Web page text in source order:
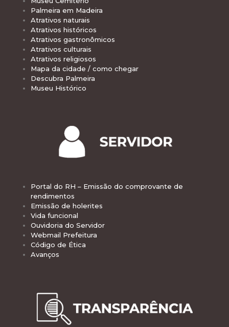
Palmeira em Madeira
Atrativos naturais
Atrativos históricos
Atrativos gastronômicos
Atrativos culturais
Atrativos religiosos
Mapa da cidade / como chegar
Descubra Palmeira
Museu Histórico
Portal do RH – Emissão do comprovante de
rendimentos
Emissão de holerites
Vida funcional
Ouvidoria do Servidor
Webmail Prefeitura
Código de Ética
Avanços